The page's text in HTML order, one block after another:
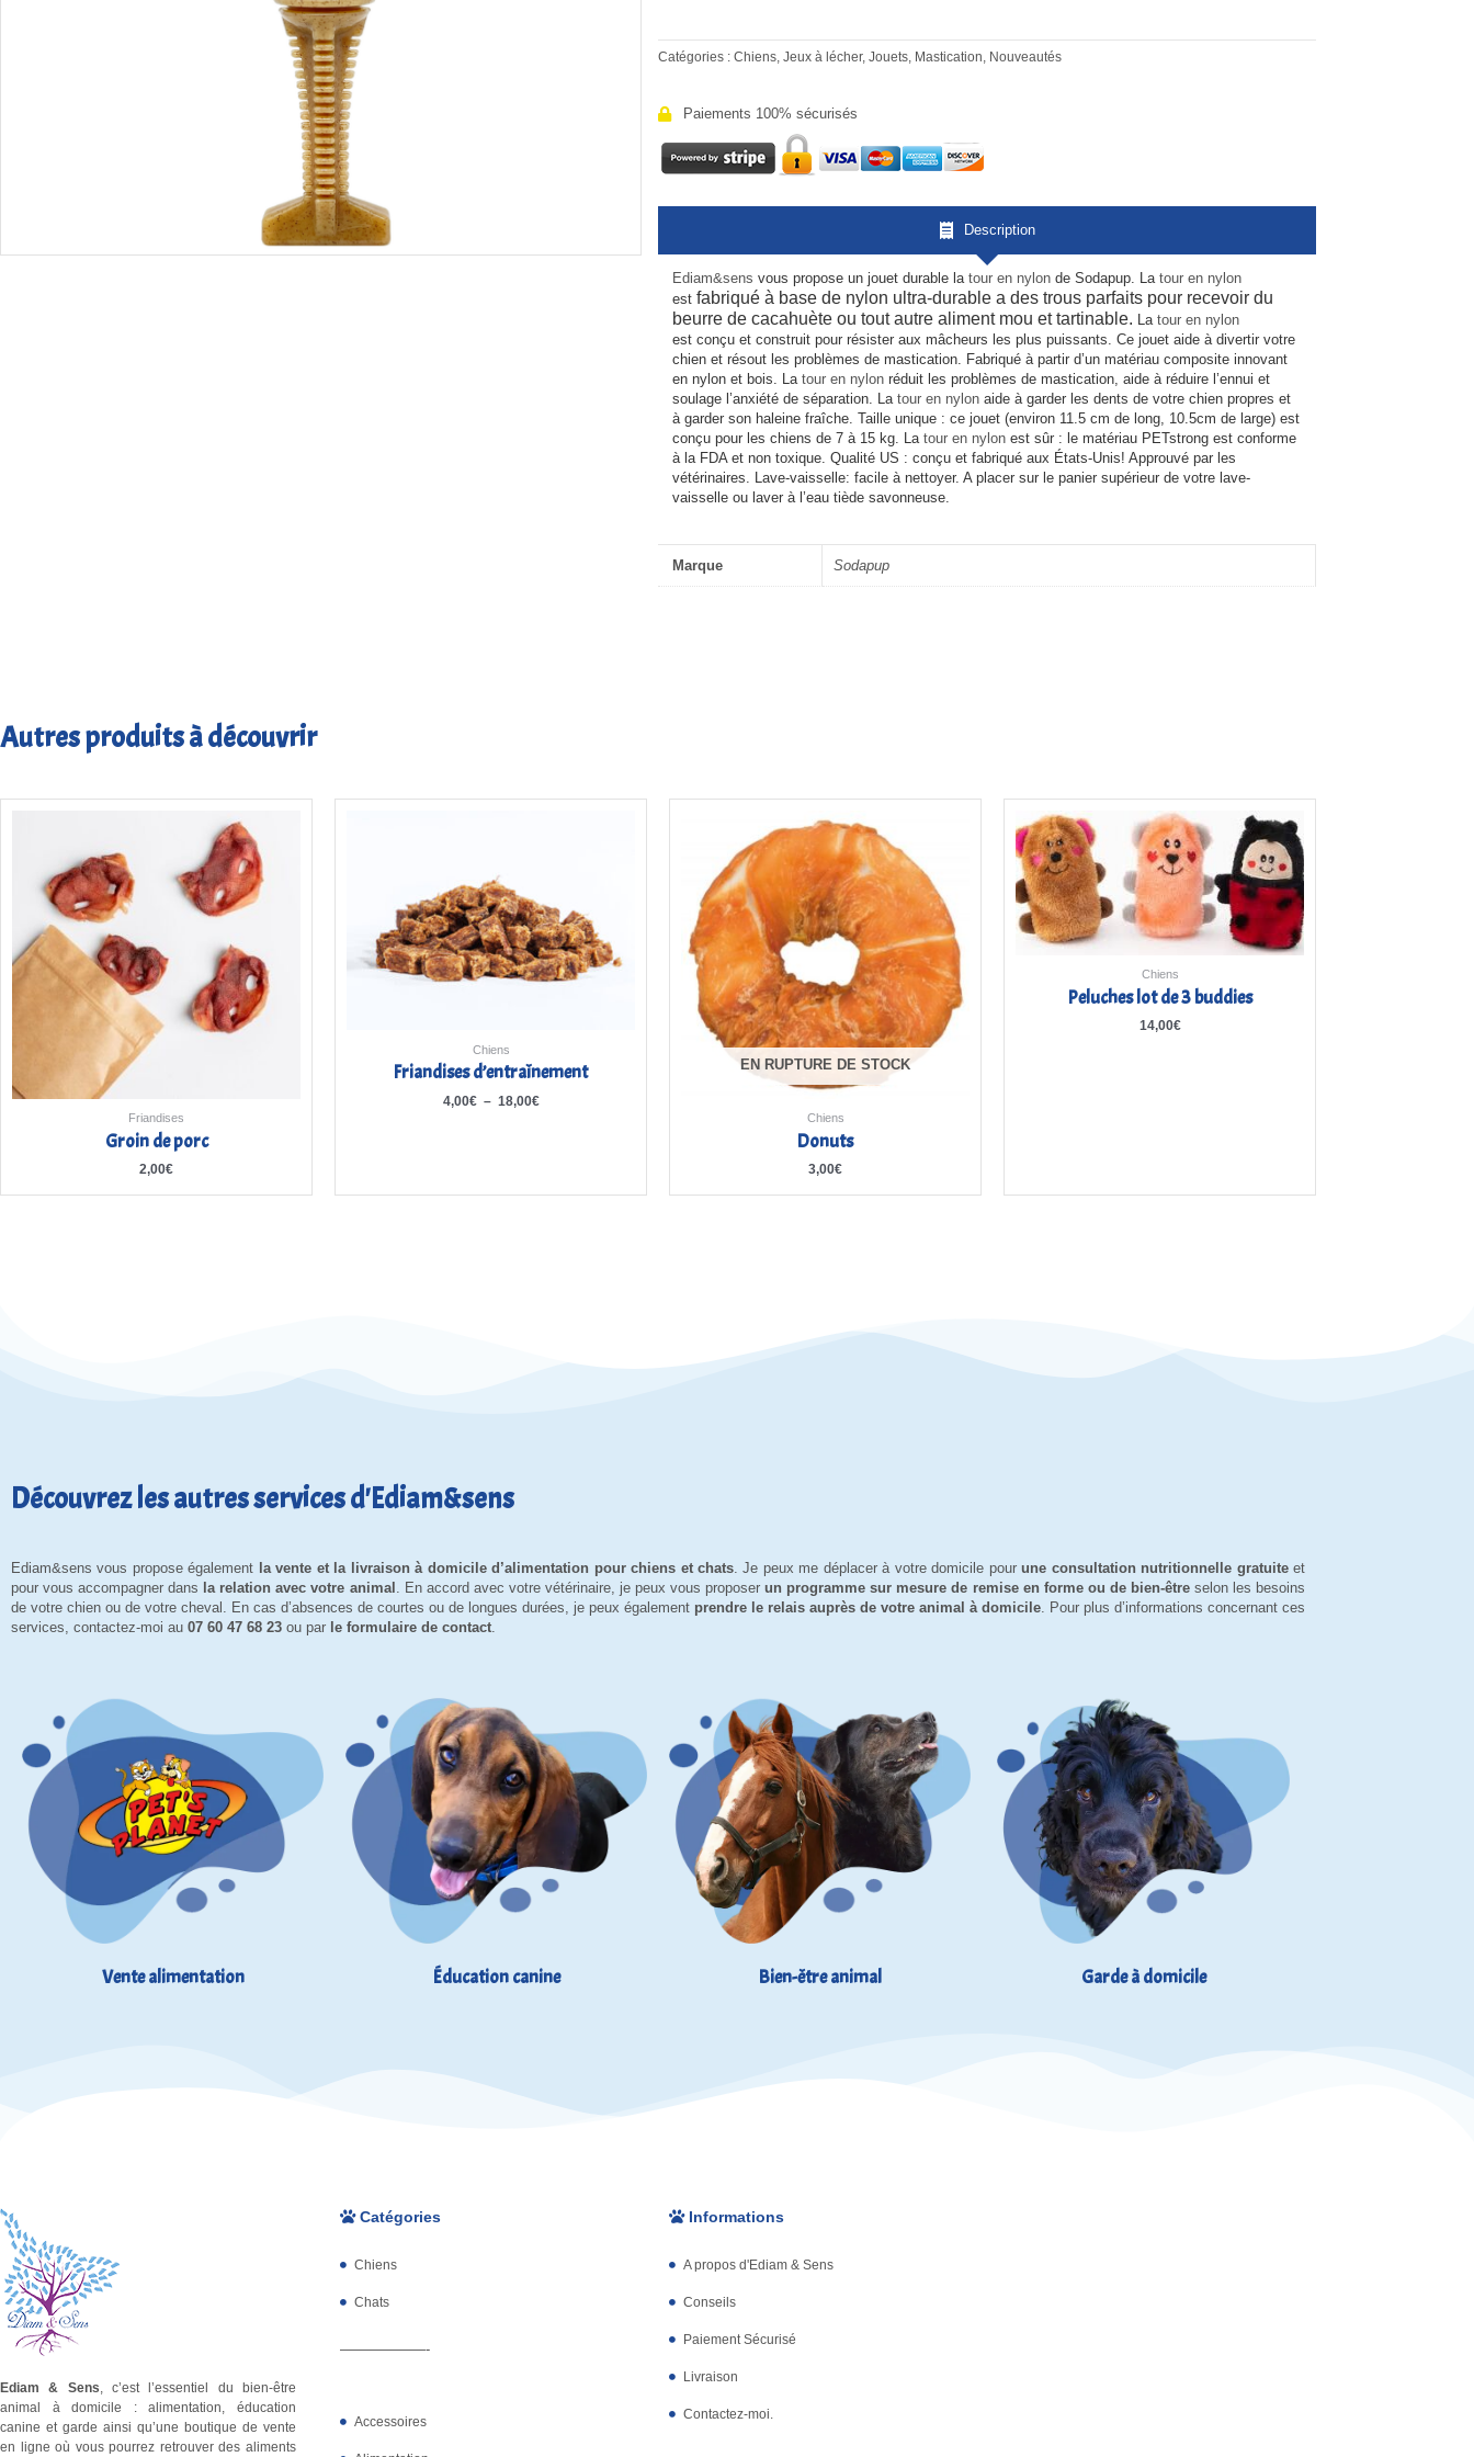
Catégories : Chiens Jeux à lécher, Jouets Mastication Nouveautés
Paiements 100% sécurisés
Description
Ediam&sens vous propose un jouet durable la tour en nylon de Sodapup. La tour en nylon
est fabriqué à base de nylon ultra-durable a des trous parfaits pour recevoir du
beurre de cacahuète ou tout autre aliment mou et tartinable. La tour en nylon
est conçu et construit pour résister aux mâcheurs les plus puissants. Ce jouet aide à divertir votre
chien et résout les problèmes de mastication. Fabriqué à partir d’un matériau composite innovant
en nylon et bois. La tour en nylon réduit les problèmes de mastication, aide à réduire l’ennui et
soulage l’anxiété de séparation. Latour en nylon aide à garder les dents de votre chien propres et
à garder son haleine fraîche. Taille unique : ce jouet (environ 11.5 cm de long, 10.5cm de large) est
conçu pour les chiens de 7 à 15 kg. La tour en nylon est sûr : le matériau PETstrong est conforme
à la FDA et non toxique. Qualité US : conçu et fabriqué aux États-Unis! Approuvé par les
vétérinaires. Lave-vaisselle: facile à nettoyer. A placer sur le panier supérieur de votre lave-
vaisselle ou laver à l’eau tiède savonneuse.
Marque Sodapup
Autres produits à découvrir
Friandises
Groin de porc
2,00€
Chiens
Friandises d’entraînement
4,00€ – 18,00€
EN RUPTURE DE STOCK
Chiens
Donuts
3,00€
Chiens
Peluches lot de 3 buddies
14,00€
Découvrez les autres services d'Ediam&sens
Ediam&sens vous propose également la vente et la livraison à domicile d’alimentation pour chiens et chats. Je peux me déplacer à votre domicile pourune consultation nutritionnelle gratuiteet
pour vous accompagner dans la relation avec votre animal . En accord avec votre vétérinaire, je peux vous proposerun programme sur mesure de remise en forme ou de bien-êtreselon les besoins
de votre chien ou de votre cheval. En cas d’absences de courtes ou de longues durées, je peux également prendre le relais auprès de votre animal à domicile. Pour plus d’informations concernant ces
services, contactez-moi au 07 60 47 68 23 ou par le formulaire de contact.
Vente alimentation Éducation canine Bien-être animal Garde à domicile
Ediam & Sens , c’est l’essentiel du bien-être
animal à domicile : alimentation, éducation
canine et garde ainsi qu’une boutique de vente
en ligne où vous pourrez retrouver des aliments
Catégories
Chiens
Chats
——————-
Accessoires
Informations
A propos d'Ediam & Sens
Conseils
Paiement Sécurisé
Livraison
Contactez-moi.